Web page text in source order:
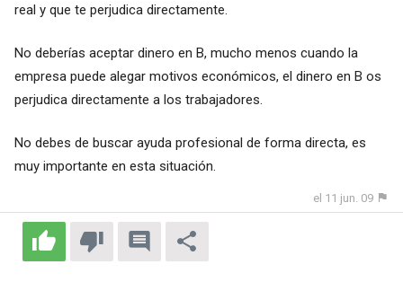
real y que te perjudica directamente.
No deberías aceptar dinero en B, mucho menos cuando la
empresa puede alegar motivos económicos, el dinero en B os
perjudica directamente a los trabajadores.
No debes de buscar ayuda profesional de forma directa, es
muy importante en esta situación.
el 11 jun. 09